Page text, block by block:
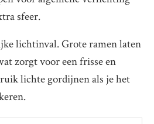
sfeer.
lichtinval. Grote ramen laten
zorgt voor een frisse en
lichte gordijnen als je het